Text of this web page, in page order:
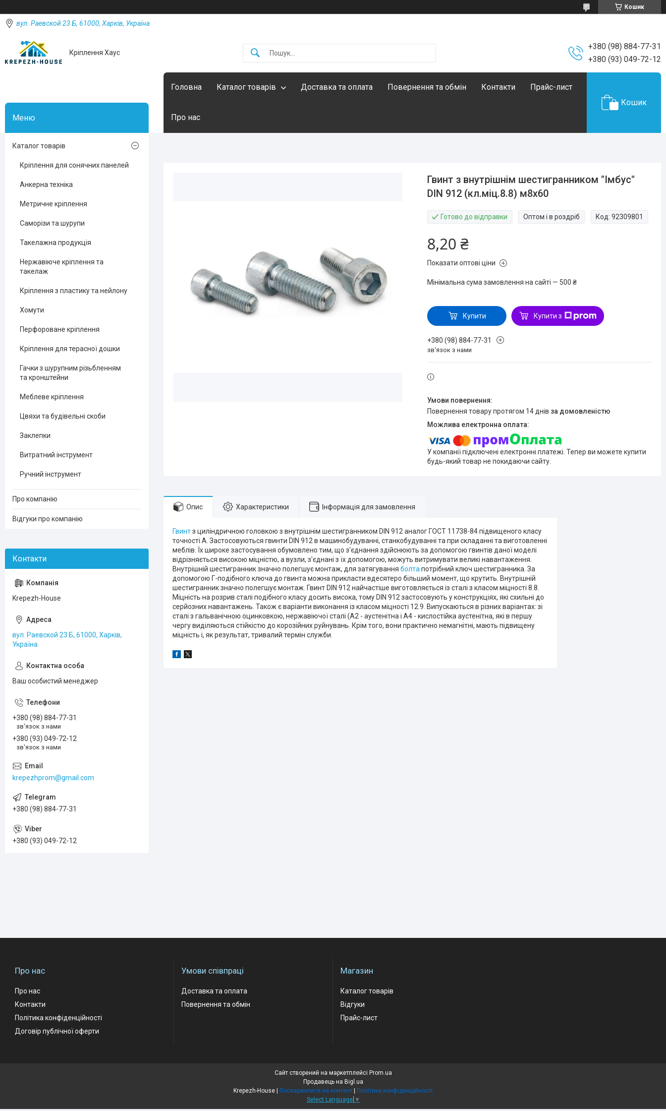
Кошик
вул. Раевской 23 Б, 61000, Харків, Україна
Кріплення Хаус
+380 (98) 884-77-31
+380 (93) 049-72-12
Головна Каталог товарів Доставка та оплата Повернення та обмін Контакти Прайс-лист
Про нас
Кошик
Гвинт з внутрішнім шестигранником "Імбус"
DIN 912 (кл.міц.8.8) м8х60
Готово до відправки Оптом і в роздріб Код:92309801
8,20 ₴
Показати оптові ціни
Мінімальна сума замовлення на сайті — 500 ₴
Купити Купити з
+380 (98) 884-77-31
зв'язок з нами
повернення товару протягом 14 днів за домовленістю
У компанії підключені електронні платежі. Тепер ви можете купити
будь-який товар не покидаючи сайту.
Опис Характеристики Інформація для замовлення
Гвинтз циліндричною головкою з внутрішнім шестигранником DIN 912 аналог ГОСТ 11738-84 підвищеного класу
точності А. Застосовуються гвинти DIN 912 в машинобудуванні, станкобудуванні та при складанні та виготовленні
меблів. Їх широке застосування обумовлено тим, що з'єднання здійснюють за допомогою гвинтів даної моделі
відрізняється високою міцністю, а вузли, з'єднані з їх допомогою, можуть витримувати великі навантаження.
Внутрішній шестигранник значно полегшує монтаж, для затягування болтапотрібний ключ шестигранника. За
допомогою Г-подібного ключа до гвинта можна прикласти вдесятеро більший момент, що крутить. Внутрішній
шестигранник значно полегшує монтаж. Гвинт DIN 912 найчастіше виготовляється із сталі з класом міцності 8.8.
Міцність на розрив сталі подібного класу досить висока, тому DIN 912 застосовують у конструкціях, які схильні до
серйозних навантажень. Також є варіанти виконання із класом міцності 12.9. Випускаються в різних варіантах: зі
сталі з гальванічною оцинковкою, нержавіючої сталі (А2 - аустенітна і А4 - кислостійка аустенітна, які в першу
чергу виділяються стійкістю до корозійних руйнувань. Крім того, вони практично немагнітні, мають підвищену
міцність і, як результат, тривалий термін служби.
Каталог товарів
Кріплення для сонячних панелей
Анкерна техніка
Метричне кріплення
Саморізи та шурупи
Такелажна продукція
Нержавіюче кріплення та
такелаж
Кріплення з пластику та нейлону
Хомути
Перфороване кріплення
Кріплення для терасної дошки
Гачки з шурупним різьбленням
та кронштейни
Меблеве кріплення
Цвяхи та будівельні скоби
Заклепки
Витратний інструмент
Ручний інструмент
Про компанію
Відгуки про компанію
Krepezh-House
вул. Раевской 23 Б, 61000, Харків,
Україна
Ваш особистий менеджер
+380 (98) 884-77-31
зв'язок з нами
+380 (93) 049-72-12
зв'язок з нами
krepezhprom@gmail.com
+380 (98) 884-77-31
+380 (93) 049-72-12
Про нас
Про нас
Контакти
Політика конфіденційності
Договір публічної оферти
Умови співпраці
Доставка та оплата
Повернення та обмін
Магазин
Каталог товарів
Відгуки
Прайс-лист
Сайт створений на маркетплейсі Prom.ua
Продавець на Bigl.ua
Krepezh-House | Поскаржитися на контент | Політика конфіденційності
Select Language ▼